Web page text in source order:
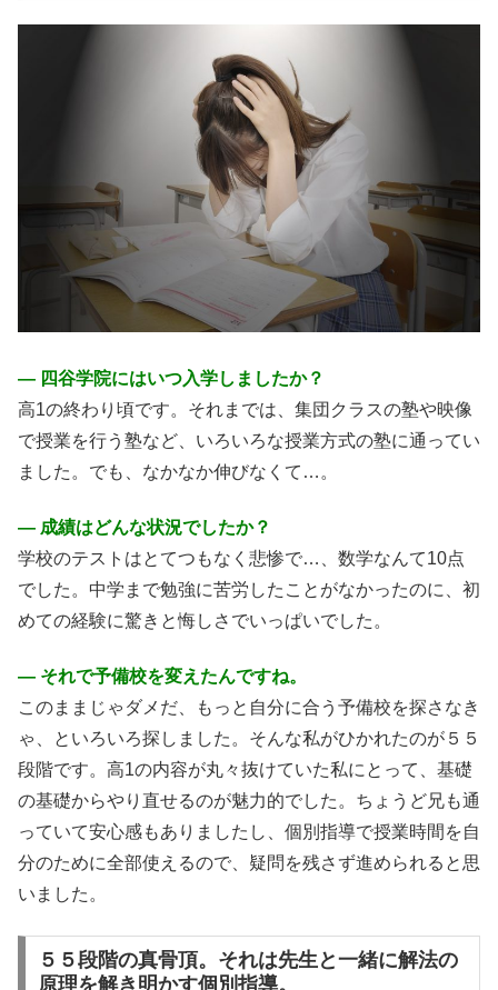
― 四谷学院にはいつ入学しましたか？
高1の終わり頃です。それまでは、集団クラスの塾や映像
で授業を行う塾など、いろいろな授業方式の塾に通ってい
ました。でも、なかなか伸びなくて…。
― 成績はどんな状況でしたか？
学校のテストはとてつもなく悲惨で…、数学なんて10点
でした。中学まで勉強に苦労したことがなかったのに、初
めての経験に驚きと悔しさでいっぱいでした。
― それで予備校を変えたんですね。
このままじゃダメだ、もっと自分に合う予備校を探さなき
ゃ、といろいろ探しました。そんな私がひかれたのが５５
段階です。高1の内容が丸々抜けていた私にとって、基礎
の基礎からやり直せるのが魅力的でした。ちょうど兄も通
っていて安心感もありましたし、個別指導で授業時間を自
分のために全部使えるので、疑問を残さず進められると思
いました。
５５段階の真骨頂。それは先生と一緒に解法の
原理を解き明かす個別指導。